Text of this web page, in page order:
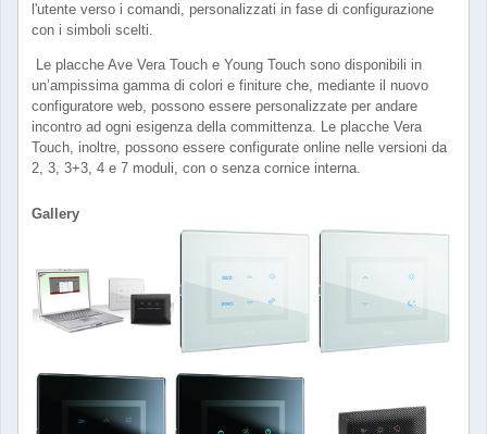
l'utente verso i comandi, personalizzati in fase di configurazione
con i simboli scelti.
Le placche Ave Vera Touch e Young Touch sono disponibili in
un’ampissima gamma di colori e finiture che, mediante il nuovo
configuratore web, possono essere personalizzate per andare
incontro ad ogni esigenza della committenza. Le placche Vera
Touch, inoltre, possono essere configurate online nelle versioni da
2, 3, 3+3, 4 e 7 moduli, con o senza cornice interna.
Gallery